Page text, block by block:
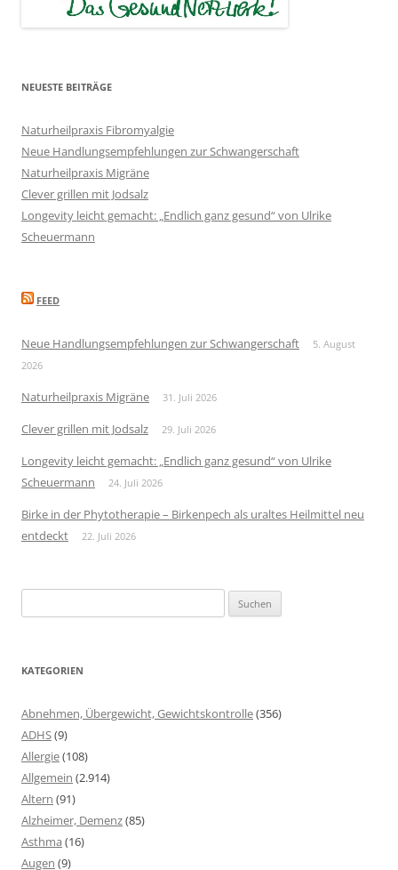
NEUESTE BEITRÄGE
Naturheilpraxis Fibromyalgie
Neue Handlungsempfehlungen zur Schwangerschaft
Naturheilpraxis Migräne
Clever grillen mit Jodsalz
Longevity leicht gemacht: „Endlich ganz gesund“ von Ulrike
Scheuermann
FEED
Neue Handlungsempfehlungen zur Schwangerschaft
5. August
2026
Naturheilpraxis Migräne 31. Juli 2026
Clever grillen mit Jodsalz 29. Juli 2026
Longevity leicht gemacht: „Endlich ganz gesund“ von Ulrike
Scheuermann
24. Juli 2026
Birke in der Phytotherapie – Birkenpech als uraltes Heilmittel neu
entdeckt
22. Juli 2026
nach:
KATEGORIEN
Abnehmen, Übergewicht, Gewichtskontrolle(356)
ADHS(9)
Allergie(108)
Allgemein (2.914)
Altern (91)
Alzheimer, Demenz(85)
Asthma (16)
Augen (9)